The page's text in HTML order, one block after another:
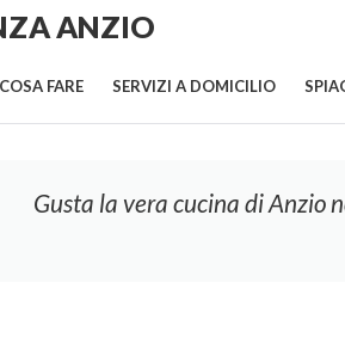
ANZIO
COSA FARE SERVIZI A DOMICILIO
Gusta la vera cucina di Anzio